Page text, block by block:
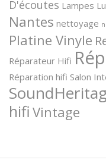
D'écoutes Lampes
Nantes nettoyage
Platine Vinyle
Réparateur Hifi
Réparation hifi Salon
hifi Vintage